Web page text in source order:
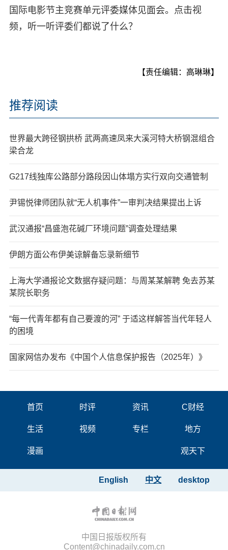
国际电影节主竞赛单元评委媒体见面会。点击视
频，听一听评委们都说了什么？
【责任编辑：高琳琳】
推荐阅读
世界最大跨径钢拱桥 武两高速凤来大溪河特大桥钢混组合
梁合龙
G217线独库公路部分路段因山体塌方实行双向交通管制
尹锡悦律师团队就“无人机事件”一审判决结果提出上诉
武汉通报“昌盛泡花碱厂环境问题”调查处理结果
伊朗方面公布伊美谅解备忘录新细节
上海大学通报论文数据存疑问题：与周某某解聘 免去苏某
某院长职务
“每一代青年都有自己要渡的河” 于适这样解答当代年轻人
的困境
国家网信办发布《中国个人信息保护报告（2025年）》
首页 时评 资讯 C财经
生活 视频 专栏 地方
漫画 观天下
desktop
中文
English
中国日报版权所有
Content@chinadaily.com.cn